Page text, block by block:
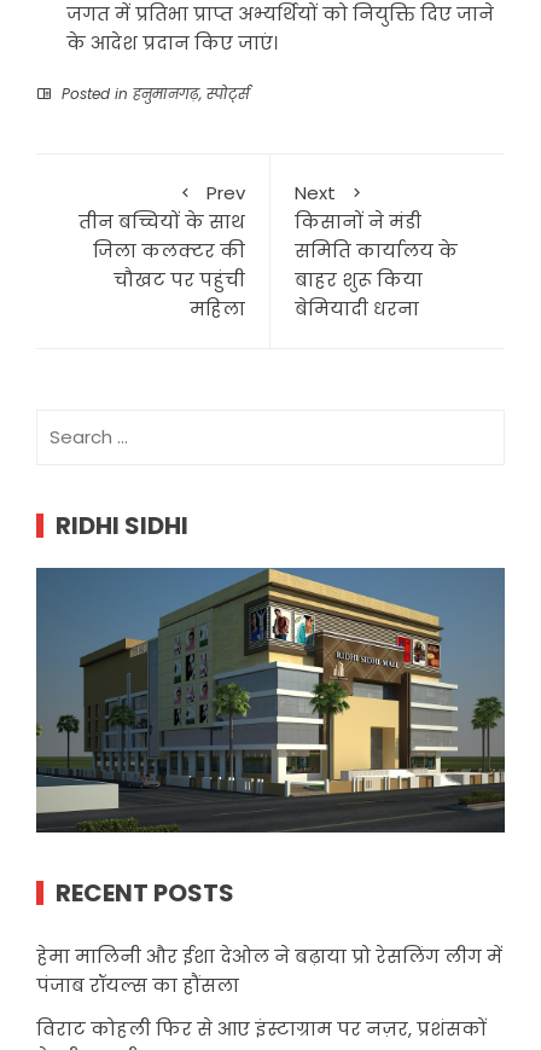
जगत में प्रतिभा प्राप्त अभ्यर्थियों को नियुक्ति दिए जाने
के आदेश प्रदान किए जाएं।
Posted in हनुमानगढ़, स्पोर्ट्स
Prev
तीन बच्चियों के साथ
जिला कलक्टर की
चौखट पर पहुंची
महिला
Next
किसानों ने मंडी
समिति कार्यालय के
बाहर शुरू किया
बेमियादी धरना
for:
RIDHI SIDHI
RECENT POSTS
हेमा मालिनी और ईशा देओल ने बढ़ाया प्रो रेसलिंग लीग में
पंजाब रॉयल्स का हौंसला
विराट कोहली फिर से आए इंस्टाग्राम पर नज़र, प्रशंसकों